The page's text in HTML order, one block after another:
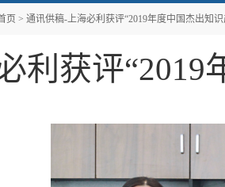
页 > 通讯供稿-上海必利获评“2019年度中国杰出知
利获评